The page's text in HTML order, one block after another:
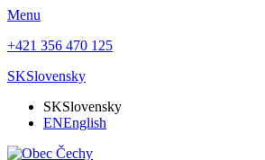
Menu
+421 356 470 125
SKSlovensky
SKSlovensky
ENEnglish